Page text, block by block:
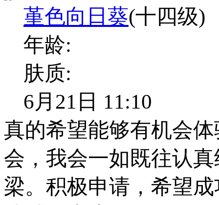
堇色向日葵(十四级)
年龄:
肤质:
6月21日 11:10
真的希望能够有机会
会，我会一如既往认
梁。积极申请，希望